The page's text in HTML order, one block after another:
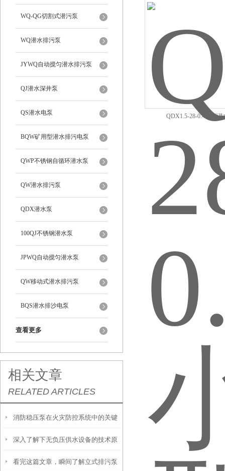
WQ-QG切割式潜污泵
WQ潜水排污泵
JYWQ自动搅匀潜水排污泵
QJ潜水深井泵
QS潜水电泵
BQW矿用型潜水排污电泵
QWP不锈钢自循环潜水泵
QW潜水排污泵
QDX潜水泵
100QJ不锈钢潜水泵
JPWQ自动搅匀潜水泵
QW移动式潜水排污泵
BQS潜水排沙电泵
查看更多
相关文章
RELATED ARTICLES
消防稳压泵在火灾防控系统中的关键
作用与维护策略
深入了解下无负压供水设备的技术原
理
看完这篇文章，瞬间了解立式排污泵
QDX1.5-28-0.4小型潜